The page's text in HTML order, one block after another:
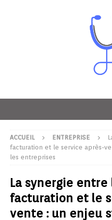
ACCUEIL ENTREPRISE
facturation et le service après-
les entreprises
La synergie
facturation et le
vente : un enjeu